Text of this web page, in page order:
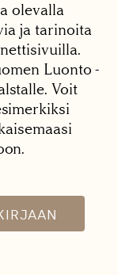
olevalla
ja tarinoita
Luonto -
Voit